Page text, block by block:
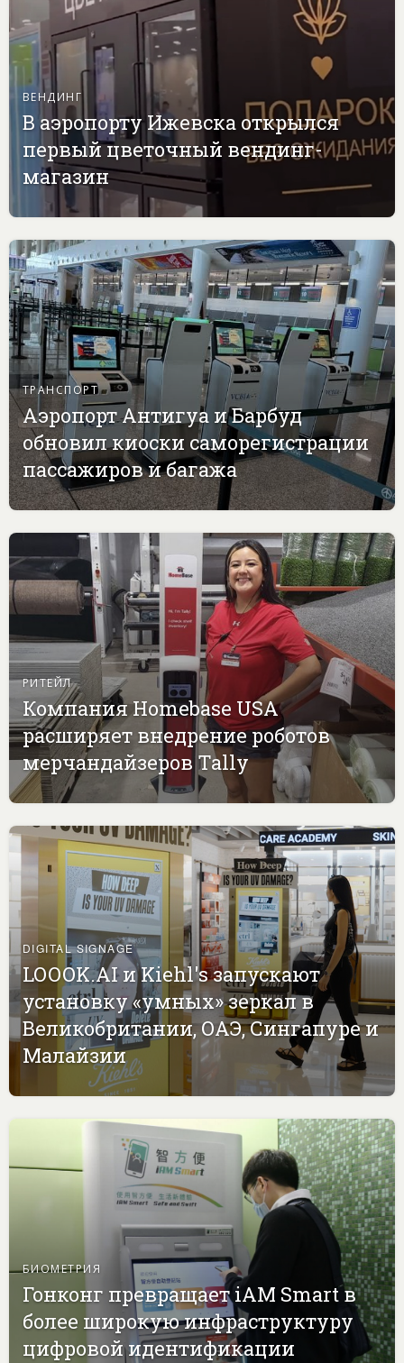
ВЕНДИНГ
В аэропорту Ижевска открылся
первый цветочный вендинг-
магазин
ТРАНСПОРТ
Аэропорт Антигуа и Барбуд
обновил киоски саморегистрации
пассажиров и багажа
РИТЕЙЛ
Компания Homebase USA
расширяет внедрение роботов
мерчандайзеров Tally
DIGITAL SIGNAGE
LOOOK.AI и Kiehl's запускают
установку «умных» зеркал в
Великобритании, ОАЭ, Сингапуре и
Малайзии
БИОМЕТРИЯ
Гонконг превращает iAM Smart в
более широкую инфраструктуру
цифровой идентификации